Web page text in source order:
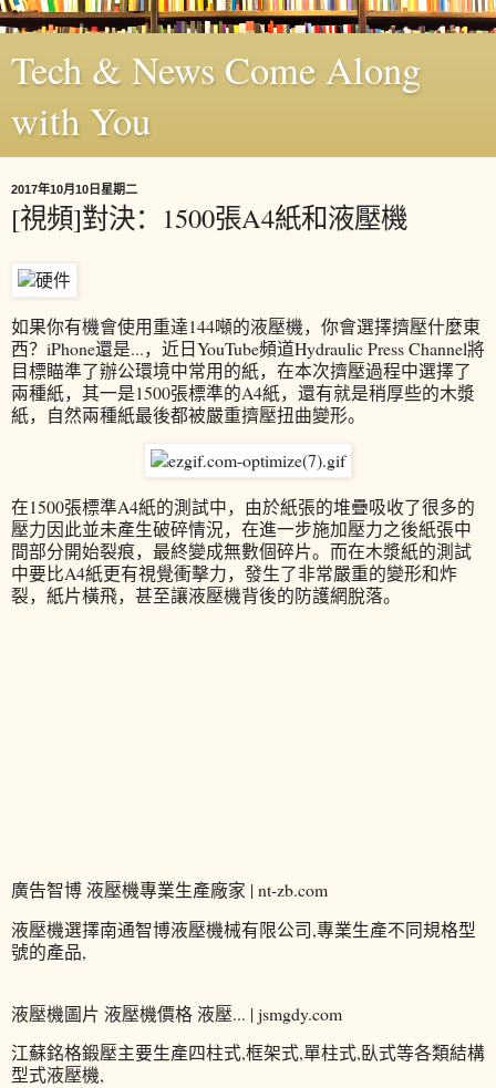
Tech & News Come Along
with You
2017年10月10日星期二
[視頻]對決：1500張A4紙和液壓機
如果你有機會使用重達144噸的液壓機，你會選擇擠壓什麼東
西？iPhone還是...，近日YouTube頻道Hydraulic Press Channel將
目標瞄準了辦公環境中常用的紙，在本次擠壓過程中選擇了
兩種紙，其一是1500張標準的A4紙，還有就是稍厚些的木漿
紙，自然兩種紙最後都被嚴重擠壓扭曲變形。
在1500張標準A4紙的測試中，由於紙張的堆疊吸收了很多的
壓力因此並未產生破碎情況，在進一步施加壓力之後紙張中
間部分開始裂痕，最終變成無數個碎片。而在木漿紙的測試
中要比A4紙更有視覺衝擊力，發生了非常嚴重的變形和炸
裂，紙片橫飛，甚至讓液壓機背後的防護網脫落。
廣告智博 液壓機專業生產廠家 | nt-zb.com
液壓機選擇南通智博液壓機械有限公司,專業生產不同規格型
號的產品,
液壓機圖片 液壓機價格 液壓... | jsmgdy.com
江蘇銘格鍛壓主要生產四柱式,框架式,單柱式,臥式等各類結構
型式液壓機,